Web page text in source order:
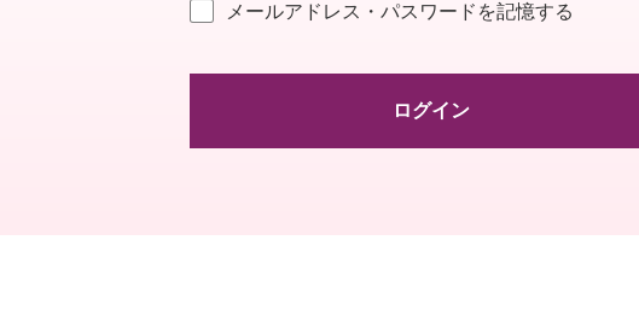
メールアドレス・パスワードを記憶する
ログイン